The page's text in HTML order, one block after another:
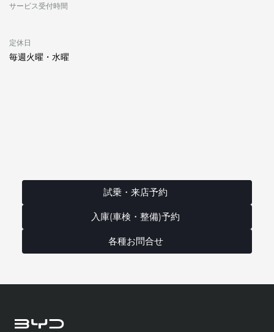
サービス受付時間
定休日
毎週火曜・水曜
試乗・来店予約
入庫(車検・整備)予約
各種お問合せ